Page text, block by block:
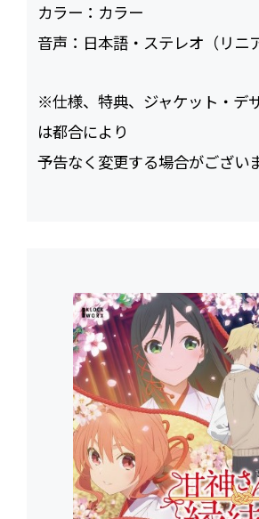
カラー： カラー
音声： 日本語・ステレオ（リニ
※仕様、特典、ジャケット・デ
は都合により
予告なく変更する場合がございま